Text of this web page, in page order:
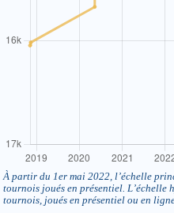
À partir du 1er mai 2022, l’échelle
tournois joués en présentiel. L’échelle
tournois, joués en présentiel ou en